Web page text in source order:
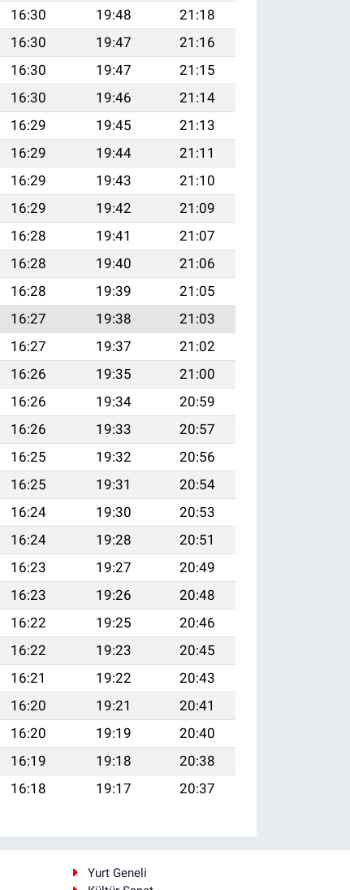
16:30 19:48
21:18
16:30 19:47
21:16
16:30 19:47
21:15
16:30 19:46
21:14
16:29 19:45
21:13
16:29 19:44
21:11
16:29 19:43
21:10
16:29 19:42
21:09
16:28 19:41
21:07
16:28 19:40
21:06
16:28 19:39
21:05
16:27 19:38
21:03
16:27 19:37
21:02
16:26 19:35
21:00
16:26 19:34
20:59
16:26 19:33
20:57
16:25 19:32
20:56
16:25 19:31
20:54
16:24 19:30
20:53
16:24 19:28
20:51
16:23 19:27
20:49
16:23 19:26
20:48
16:22 19:25
20:46
16:22 19:23
20:45
16:21 19:22
20:43
16:20 19:21
20:41
16:20 19:19
20:40
16:19 19:18
20:38
16:18 19:17 20:37
Yurt Geneli